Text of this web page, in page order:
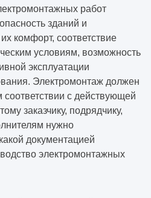
работ
зданий и
комфорт, соответствие
условиям, возможность
эксплуатации
Электромонтаж должен
соответствии с действующей
заказчику, подрядчику,
нужно
документацией
электромонтажных